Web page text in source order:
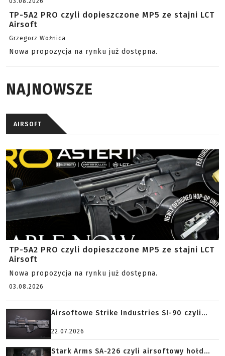
TP-5A2 PRO czyli dopieszczone MP5 ze stajni LCT
Airsoft
Grzegorz Woźnica
Nowa propozycja na rynku już dostępna.
NAJNOWSZE
AIRSOFT
TP-5A2 PRO czyli dopieszczone MP5 ze stajni LCT
Airsoft
Nowa propozycja na rynku już dostępna.
03.08.2026
Airsoftowe Strike Industries SI-90 czyli...
22.07.2026
Stark Arms SA-226 czyli airsoftowy hołd...